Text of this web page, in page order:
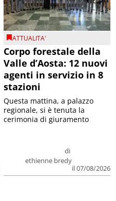
ATTUALITA'
Corpo forestale della
Valle d’Aosta: 12 nuovi
agenti in servizio in 8
stazioni
di
ethienne bredy
il 07/08/2026
Questa mattina, a palazzo
regionale, si è tenuta la
cerimonia di giuramento